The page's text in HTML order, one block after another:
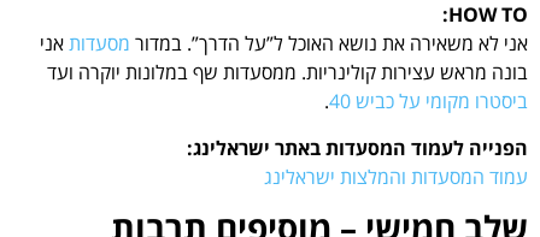
HOW TO:
אני לא משאירה את נושא האוכל ל”על הדרך”. במדור מסעדותאני
בונה מראש עצירות קולינריות. ממסעדות שף במלונות יוקרה ועד
ביסטרו מקומי על כביש 40
.
הפנייה לעמוד המסעדות באתר ישראלינג:
עמוד המסעדות והמלצות ישראלינג
שלב חמישי – מוסיפים תרבות